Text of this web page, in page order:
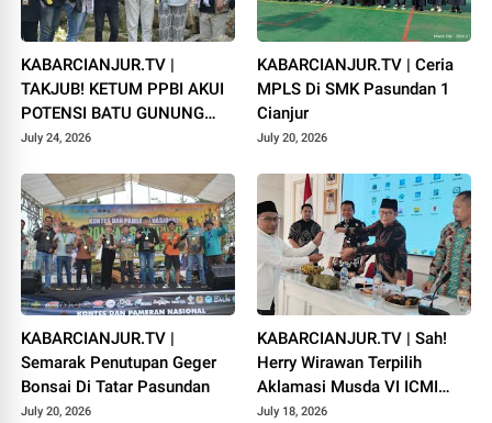
KABARCIANJUR.TV |
TAKJUB! KETUM PPBI AKUI
POTENSI BATU GUNUNG
PADANG
July 24, 2026
KABARCIANJUR.TV | Ceria
MPLS Di SMK Pasundan 1
Cianjur
July 20, 2026
KABARCIANJUR.TV |
Semarak Penutupan Geger
Bonsai Di Tatar Pasundan
July 20, 2026
KABARCIANJUR.TV | Sah!
Herry Wirawan Terpilih
Aklamasi Musda VI ICMI
Orda Cianjur
July 18, 2026